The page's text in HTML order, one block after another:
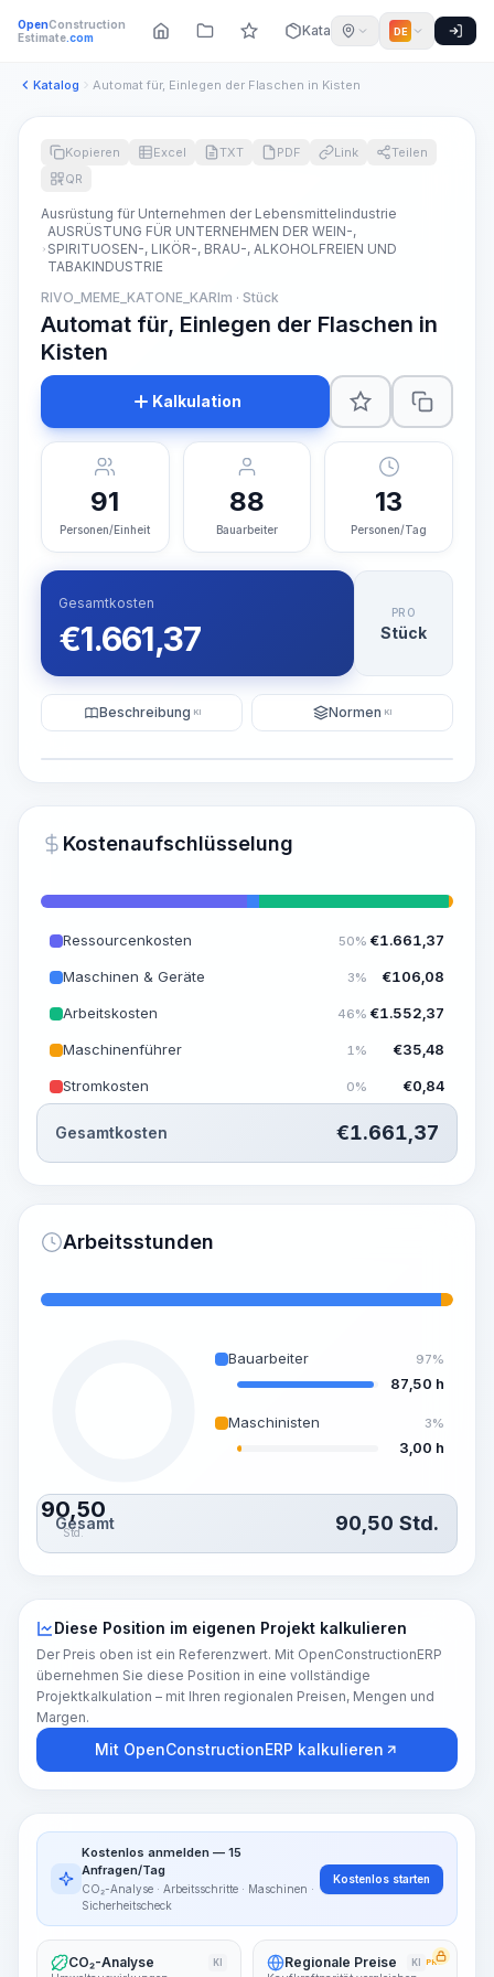
OpenConstruction
Estimate.com Katalog DE
Katalog Automat für, Einlegen der Flaschen in Kisten
~15-30 Sek.
Kopieren Excel TXT PDF Link
Teilen
QR
Ausrüstung für Unternehmen der Lebensmittelindustrie
AUSRÜSTUNG FÜR UNTERNEHMEN DER WEIN-,
SPIRITUOSEN-, LIKÖR-, BRAU-, ALKOHOLFREIEN UND
TABAKINDUSTRIE
RIVO_MEME_KATONE_KARIm · Stück
Automat für, Einlegen der Flaschen in
Kisten
Kalkulation
91
Personen/Einheit
88
Bauarbeiter
13
Personen/Tag
Gesamtkosten
€1.661,37
PRO
Stück
Beschreibung KI Normen KI
Kostenaufschlüsselung
Ressourcenkosten 50% €1.661,37
Maschinen & Geräte 3% €106,08
Arbeitskosten 46% €1.552,37
Maschinenführer 1% €35,48
Stromkosten 0% €0,84
Gesamtkosten €1.661,37
Arbeitsstunden
90,50
Std.
Bauarbeiter 97%
87,50 h
Maschinisten 3%
3,00 h
Gesamt 90,50 Std.
Diese Position im eigenen Projekt kalkulieren
Der Preis oben ist ein Referenzwert. Mit OpenConstructionERP
übernehmen Sie diese Position in eine vollständige
Projektkalkulation – mit Ihren regionalen Preisen, Mengen und
Margen.
Mit OpenConstructionERP kalkulieren
Kostenlos anmelden — 15
Anfragen/Tag
CO₂-Analyse · Arbeitsschritte · Maschinen ·
Sicherheitscheck
Kostenlos starten
CO₂-Analyse KI Regionale Preise KI PRO